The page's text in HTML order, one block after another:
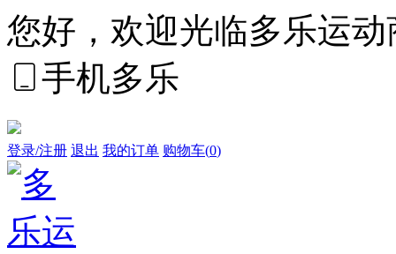
您好，欢迎光临多乐运动
手机多乐
登录/注册 退出 我的订单 购物车(0)